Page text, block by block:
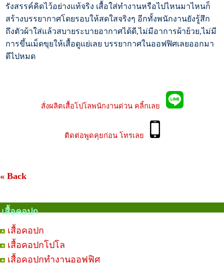
รังสรรค์คิดไว้อย่างแท้จริง เสื้อใส่ทำงานหรือไปไหนมาไหนก็
สร้างบรรยากาศโดยรอบให้สดใสจริงๆ อีกทั้งพนักงานยังรู้สึก
ถึงตัวผ้าใส่แล้วสบายระบายอากาศได้ดี,ไม่มีอาการผ้าย้วย,ไม่มี
การขึ้นเม็ดขุยให้เสื้อดูแย่เลย บรรยากาศในออฟฟิศเลยออกมา
ดีไปหมด
สั่งผลิตเสื้อโปโลพนักงานด่วน คลิ้กเลย
ติดต่อพูดคุยก่อน โทรเลย
« Back
เสื้อคอปก
เสื้อคอปก
เสื้อคอปกโปโล
เสื้อคอปกทำงานออฟฟิศ